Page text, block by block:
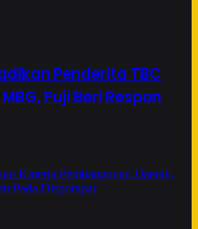
Penderita TBC
Puji Beri Respon